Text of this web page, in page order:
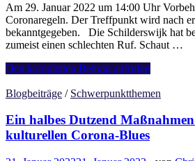
Am 29. Januar 2022 um 14:00 Uhr
Coronaregeln. Der Treffpunkt wird nach
bekanntgegeben. Die Schilderswijk hat
zumeist einen schlechten Ruf. Schaut …
29.01.:
durch
Schilderswijk
Den kompletten Beitrag aufrufen
Blogbeiträge / Schwerpunktthemen
Ein halbes Dutzend Maßnahmen
kulturellen Corona-Blues